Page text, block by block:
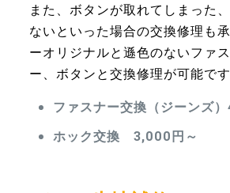
また、ボタンが取れてしまった
ないといった場合の交換修理も
ーオリジナルと遜色のないファ
ー、ボタンと交換修理が可能です
ファスナー交換（ジーンズ
ホック交換 3,000円～